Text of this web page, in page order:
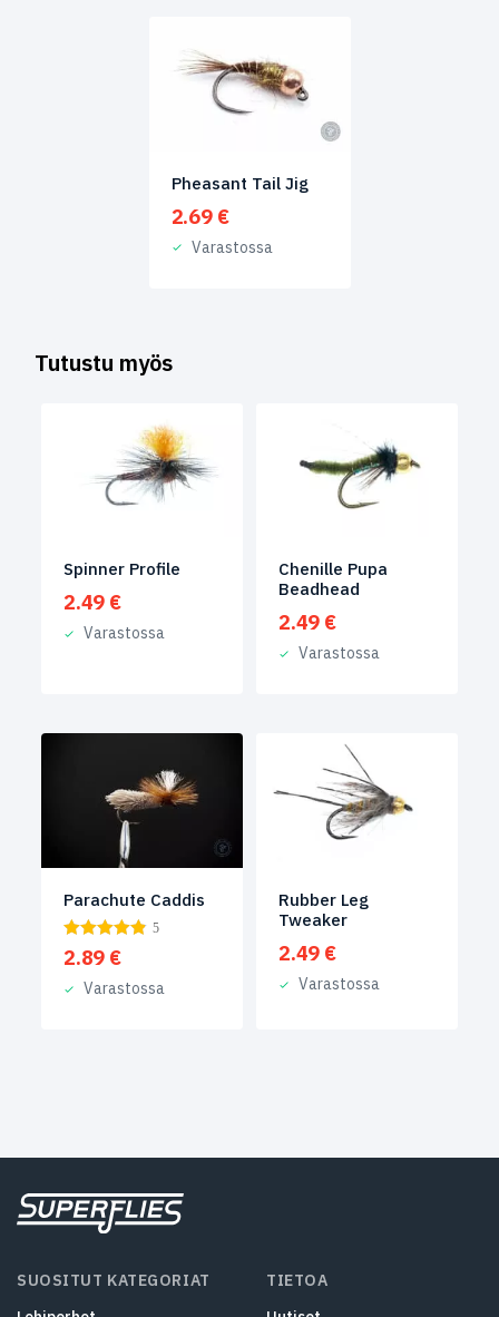
Pheasant Tail Jig
2.69 €
Varastossa
Tutustu myös
Spinner Profile
2.49 €
Varastossa
Chenille Pupa
Beadhead
2.49 €
Varastossa
Parachute Caddis
5
2.89 €
Varastossa
Rubber Leg
Tweaker
2.49 €
Varastossa
SUOSITUT KATEGORIAT
TIETOA